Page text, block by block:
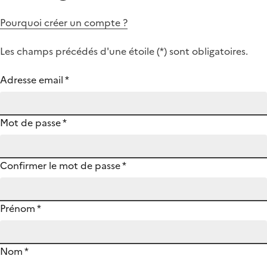
Pourquoi créer un compte ?
Les champs précédés d'une étoile (*) sont obligatoires.
Adresse email*
Mot de passe*
Confirmer le mot de passe*
Prénom*
Nom*